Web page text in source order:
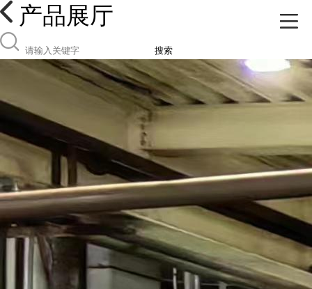
产品展厅
搜索